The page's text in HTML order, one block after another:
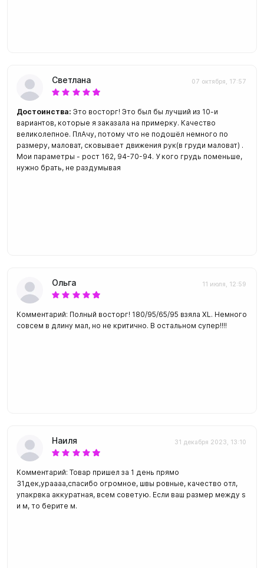
Светлана 07 октября, 17:57
Достоинства: Это восторг! Это был бы лучший из 10-и
вариантов, которые я заказала на примерку. Качество
великолепное. ПлАчу, потому что не подошёл немного по
размеру, маловат, сковывает движения рук(в груди маловат) .
Мои параметры - рост 162, 94-70-94. У кого грудь поменьше,
нужно брать, не раздумывая
Ольга 11 июля, 12:59
Комментарий: Полный восторг! 180/95/65/95 взяла XL. Немного
совсем в длину мал, но не критично. В остальном супер!!!!
Наиля 31 декабря 2023, 13:10
Комментарий: Товар пришел за 1 день прямо
31дек,ураааа,спасибо огромное, швы ровные, качество отл,
упакрвка аккуратная, всем советую. Если ваш размер между s
и м, то берите м.